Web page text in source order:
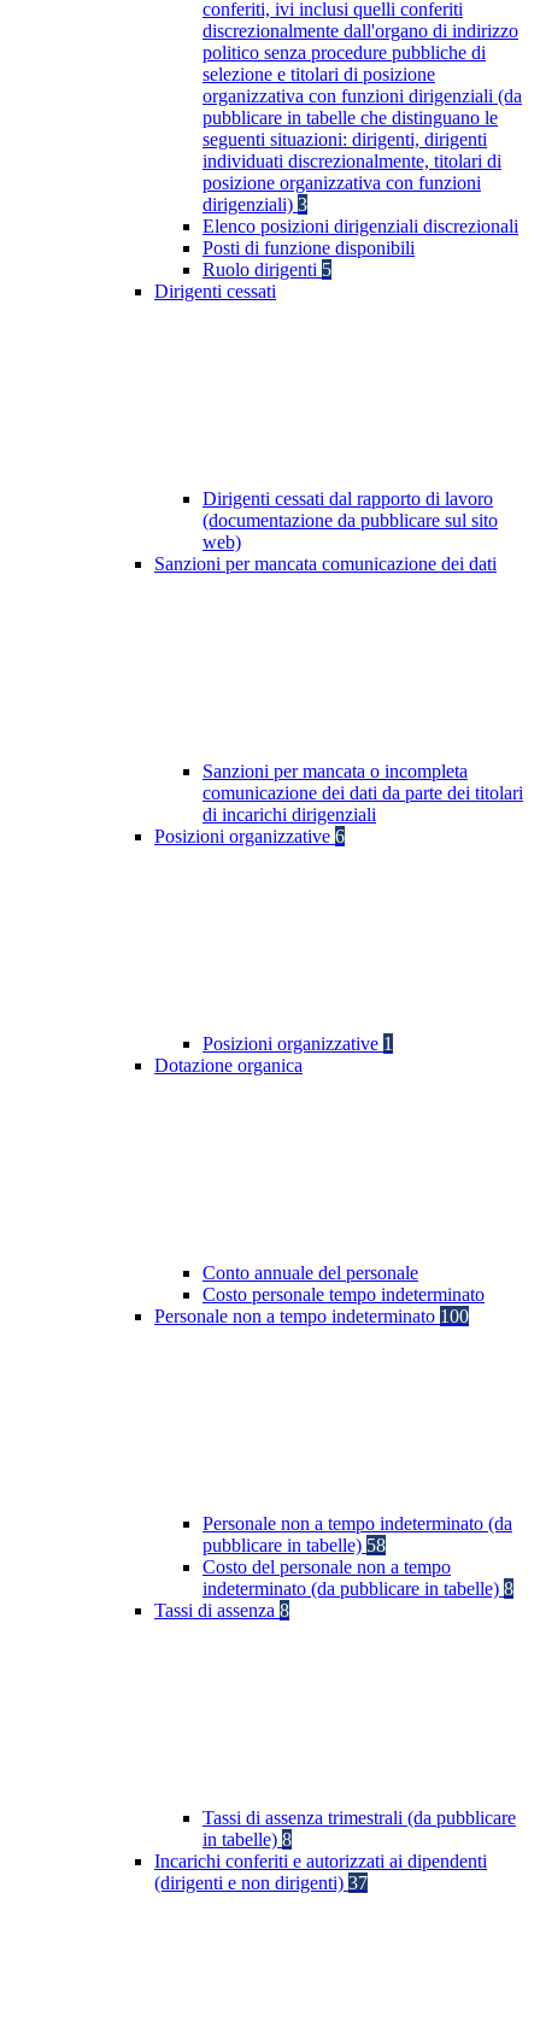
conferiti, ivi inclusi quelli conferiti
discrezionalmente dall'organo di indirizzo
politico senza procedure pubbliche di
selezione e titolari di posizione
organizzativa con funzioni dirigenziali (da
pubblicare in tabelle che distinguano le
seguenti situazioni: dirigenti, dirigenti
individuati discrezionalmente, titolari di
posizione organizzativa con funzioni
dirigenziali) 3
Elenco posizioni dirigenziali discrezionali
Posti di funzione disponibili
Ruolo dirigenti 5
Dirigenti cessati
Dirigenti cessati dal rapporto di lavoro
(documentazione da pubblicare sul sito
web)
Sanzioni per mancata comunicazione dei dati
Sanzioni per mancata o incompleta
comunicazione dei dati da parte dei titolari
di incarichi dirigenziali
Posizioni organizzative 6
Posizioni organizzative 1
Dotazione organica
Conto annuale del personale
Costo personale tempo indeterminato
Personale non a tempo indeterminato 100
Personale non a tempo indeterminato (da
pubblicare in tabelle) 58
Costo del personale non a tempo
indeterminato (da pubblicare in tabelle) 8
Tassi di assenza 8
Tassi di assenza trimestrali (da pubblicare
in tabelle) 8
Incarichi conferiti e autorizzati ai dipendenti
(dirigenti e non dirigenti) 37